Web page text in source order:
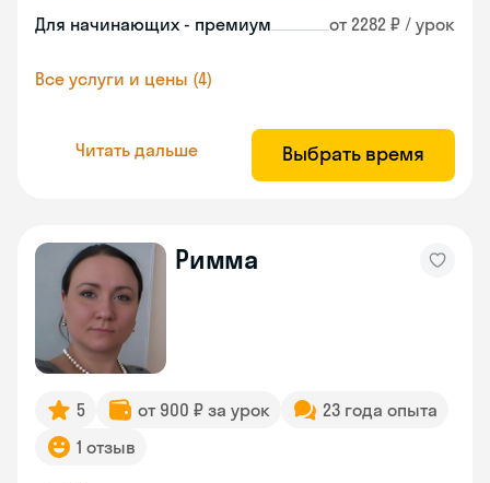
Для начинающих - премиум от 2282 ₽ / урок
Все услуги и цены (4)
Читать дальше Выбрать время
Римма
5 от 900 ₽ за урок
23 года опыта
1 отзыв